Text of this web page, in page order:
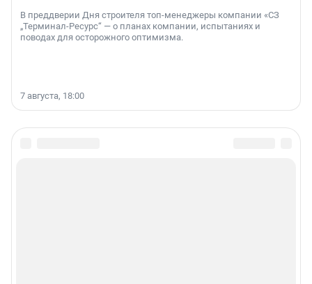
В преддверии Дня строителя топ-менеджеры компании «СЗ
„Терминал-Ресурс“ — о планах компании, испытаниях и
поводах для осторожного оптимизма.
7 августа, 18:00